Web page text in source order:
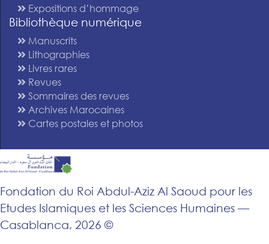
Expositions d’hommage
Bibliothèque numérique
Manuscrits
Lithographies
Livres rares
Revues
Sommaires des revues
Archives Marocaines
Cartes postales et photos
Fondation du Roi Abdul-Aziz Al Saoud pour les
Etudes Islamiques et les Sciences Humaines —
Casablanca, 2026 ©